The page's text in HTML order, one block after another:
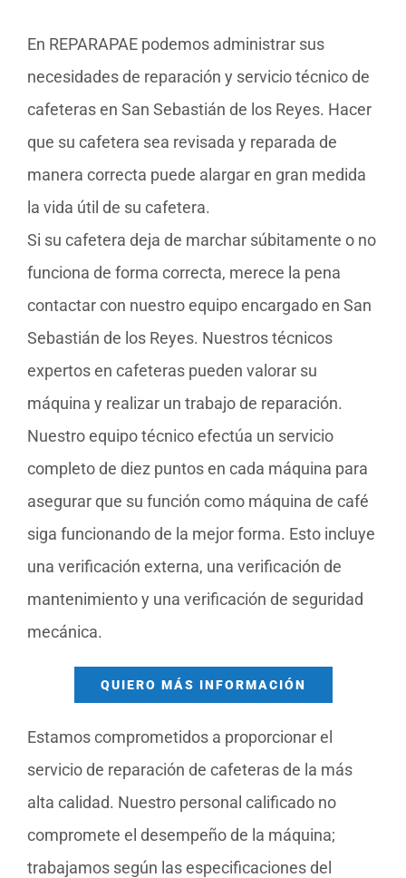
En REPARAPAE podemos administrar sus
necesidades de reparación y servicio técnico de
cafeteras en San Sebastián de los Reyes. Hacer
que su cafetera sea revisada y reparada de
manera correcta puede alargar en gran medida
la vida útil de su cafetera.
Si su cafetera deja de marchar súbitamente o no
funciona de forma correcta, merece la pena
contactar con nuestro equipo encargado en San
Sebastián de los Reyes. Nuestros técnicos
expertos en cafeteras pueden valorar su
máquina y realizar un trabajo de reparación.
Nuestro equipo técnico efectúa un servicio
completo de diez puntos en cada máquina para
asegurar que su función como máquina de café
siga funcionando de la mejor forma. Esto incluye
una verificación externa, una verificación de
mantenimiento y una verificación de seguridad
mecánica.
QUIERO MÁS INFORMACIÓN
Estamos comprometidos a proporcionar el
servicio de reparación de cafeteras de la más
alta calidad. Nuestro personal calificado no
compromete el desempeño de la máquina;
trabajamos según las especificaciones del